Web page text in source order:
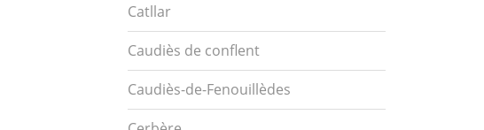
Catllar
Caudiès de conflent
Caudiès-de-Fenouillèdes